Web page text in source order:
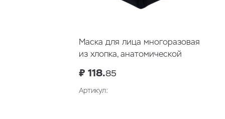
Маска для лица многоразовая
из хлопка, анатомической
₽ 118.85
Артикул: